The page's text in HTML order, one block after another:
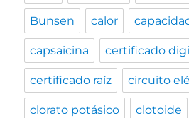
Bunsen calor
capsaicina certificado
certificado raíz circuito
clorato potásico clotoide